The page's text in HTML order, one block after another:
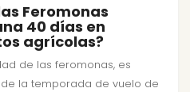
Feromonas
40 días en
agrícolas?
de las feromonas, es
la temporada de vuelo de